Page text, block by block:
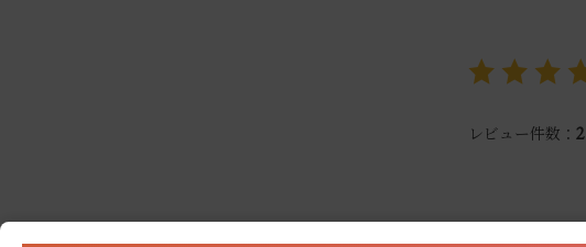
レビュー件数：2